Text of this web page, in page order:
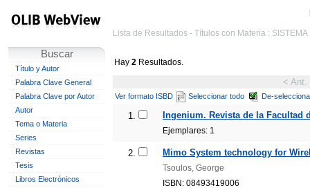
Buscar
Título y Autor
Palabra Clave General
Palabra Clave por Autor
Autor
Tema o Materia
Series
Revistas
Tesis
Libros Electrónicos
Lista de Resultados - Títulos con Materia : SISTEMA
Hay 2 Resultados.
< Ant.
Ver formato ISBD Seleccionar todo De-
1. Ingenium. Revista de la Facultad
Ejemplares: 1
2. Mimo System technology for
Tsoulos, George
ISBN: 08493419006